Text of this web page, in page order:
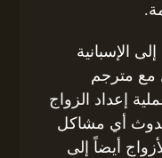
الإسبانية
مع مترجم
إعداد الزواج
أي مشاكل
أيضاً إلى